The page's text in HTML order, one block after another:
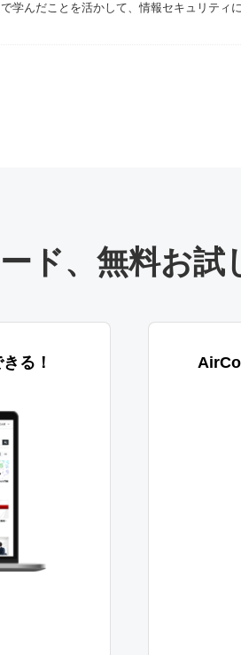
学んだことを活かして、情報セキュリティ
ド、 無料お試
る！